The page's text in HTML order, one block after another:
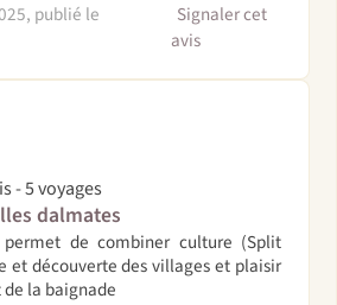
publié le
Signaler cet
avis
- 5 voyages
dalmates
de combiner culture (Split
et découverte des villages et plaisir
la baignade